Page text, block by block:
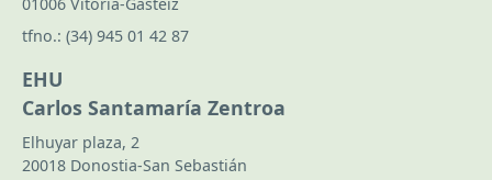
01006 Vitoria-Gasteiz
tfno.: (34) 945 01 42 87
EHU
Carlos Santamaría Zentroa
Elhuyar plaza, 2
20018 Donostia-San Sebastián